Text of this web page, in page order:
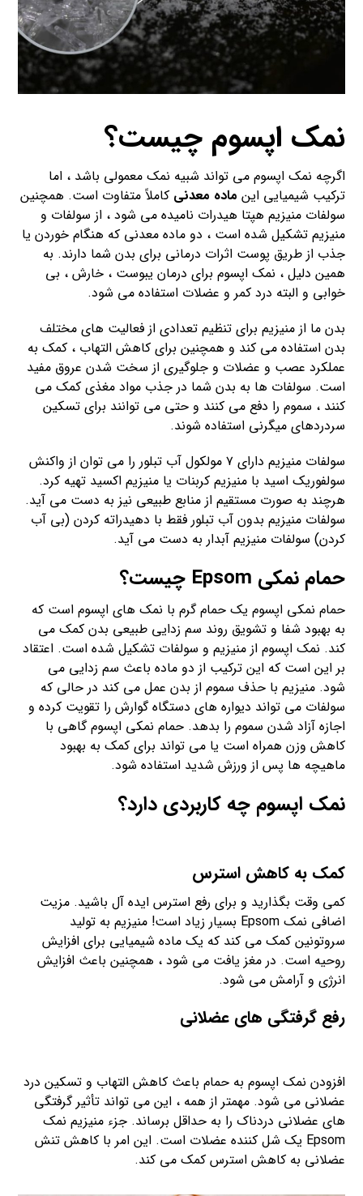
نمک اپسوم چیست؟
اگرچه نمک اپسوم می تواند شبیه نمک معمولی باشد ، اما
ترکیب شیمیایی این ماده معدنی کاملاً متفاوت است. همچنین
سولفات منیزیم هپتا هیدرات نامیده می شود ، از سولفات و
منیزیم تشکیل شده است ، دو ماده معدنی که هنگام خوردن یا
جذب از طریق پوست اثرات درمانی برای بدن شما دارند. به
همین دلیل ، نمک اپسوم برای درمان یبوست ، خارش ، بی
خوابی و البته درد کمر و عضلات استفاده می شود.
بدن ما از منیزیم برای تنظیم تعدادی از فعالیت های مختلف
بدن استفاده می کند و همچنین برای کاهش التهاب ، کمک به
عملکرد عصب و عضلات و جلوگیری از سخت شدن عروق مفید
است. سولفات ها به بدن شما در جذب مواد مغذی کمک می
کنند ، سموم را دفع می کنند و حتی می توانند برای تسکین
سردردهای میگرنی استفاده شوند.
سولفات منیزیم دارای ۷ مولکول آب تبلور را می توان از واکنش
سولفوریک اسید با منیزیم کربنات یا منیزیم اکسید تهیه کرد.
هرچند به صورت مستقیم از منابع طبیعی نیز به دست می آید.
سولفات منیزیم بدون آب تبلور فقط با دهیدراته کردن (بی آب
کردن) سولفات منیزیم آبدار به دست می آید.
حمام نمکی Epsom چیست؟
حمام نمکی اپسوم یک حمام گرم با نمک های اپسوم است که
به بهبود شفا و تشویق روند سم زدایی طبیعی بدن کمک می
کند. نمک اپسوم از منیزیم و سولفات تشکیل شده است. اعتقاد
بر این است که این ترکیب از دو ماده باعث سم زدایی می
شود. منیزیم با حذف سموم از بدن عمل می کند در حالی که
سولفات می تواند دیواره های دستگاه گوارش را تقویت کرده و
اجازه آزاد شدن سموم را بدهد. حمام نمکی اپسوم گاهی با
کاهش وزن همراه است یا می تواند برای کمک به بهبود
ماهیچه ها پس از ورزش شدید استفاده شود.
نمک اپسوم چه کاربردی دارد؟
کمک به کاهش استرس
کمی وقت بگذارید و برای رفع استرس ایده آل باشید. مزیت
اضافی نمک Epsom بسیار زیاد است! منیزیم به تولید
سروتونین کمک می کند که یک ماده شیمیایی برای افزایش
روحیه است. در مغز یافت می شود ، همچنین باعث افزایش
انرژی و آرامش می شود.
رفع گرفتگی های عضلانی
افزودن نمک اپسوم به حمام باعث کاهش التهاب و تسکین درد
عضلانی می شود. مهمتر از همه ، این می تواند تأثیر گرفتگی
های عضلانی دردناک را به حداقل برساند. جزء منیزیم نمک
Epsom یک شل کننده عضلات است. این امر با کاهش تنش
عضلانی به کاهش استرس کمک می کند.